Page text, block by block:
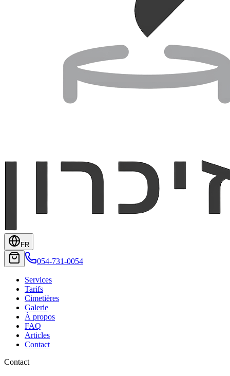
FR
054-731-0054
Services
Tarifs
Cimetières
Galerie
À propos
FAQ
Articles
Contact
Contact